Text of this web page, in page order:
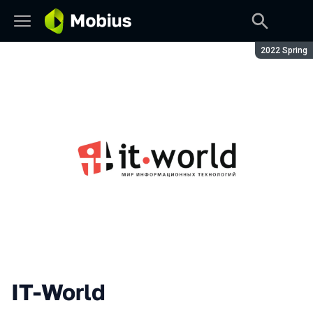
Season:
2022 Spring
IT-World